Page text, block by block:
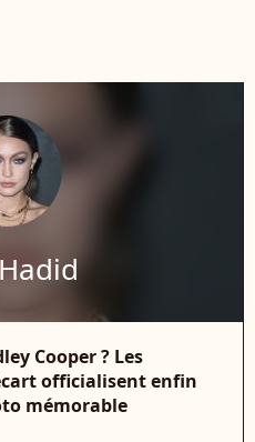
Cooper ? Les
officialisent enfin
mémorable